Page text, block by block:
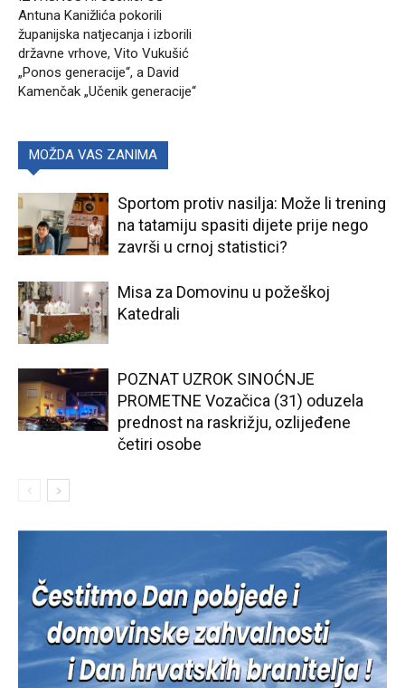
Antuna Kanižlića pokorili
županijska natjecanja i izborili
državne vrhove, Vito Vukušić
„Ponos generacije“, a David
Kamenčak „Učenik generacije“
MOŽDA VAS ZANIMA
Sportom protiv nasilja: Može li trening
na tatamiju spasiti dijete prije nego
završi u crnoj statistici?
Misa za Domovinu u požeškoj
Katedrali
POZNAT UZROK SINOĆNJE
PROMETNE Vozačica (31) oduzela
prednost na raskrižju, ozlijeđene
četiri osobe